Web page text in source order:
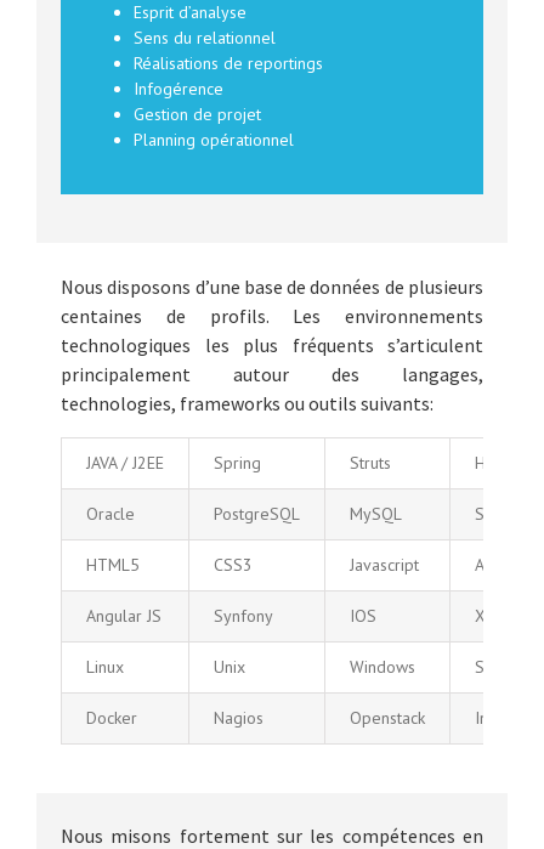
Esprit d’analyse
Sens du relationnel
Réalisations de reportings
Infogérence
Gestion de projet
Planning opérationnel
Nous disposons d’une base de données de plusieurs
centaines de profils. Les environnements
technologiques les plus fréquents s’articulent
principalement autour des langages,
technologies, frameworks ou outils suivants:
JAVA / J2EE Spring Struts
Oracle PostgreSQL MySQL
HTML5 CSS3 Javascript Angular
Angular JS Synfony IOS XML
Linux Unix Windows SAP
Docker Nagios Openstack
Nous misons fortement sur les compétences en